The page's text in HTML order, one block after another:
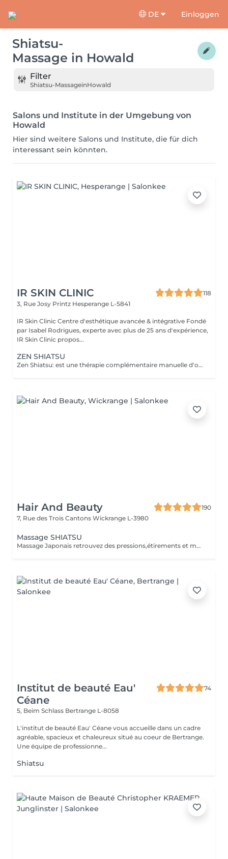
DE Einloggen
Shiatsu-
Massage in Howald
Filter
Shiatsu-MassageinHowald
Salons und Institute in der Umgebung von
Howald
Hier sind weitere Salons und Institute, die für dich
interessant sein könnten.
IR SKIN CLINIC
118
3, Rue Josy Printz Hesperange L-5841
IR Skin Clinic Centre d'esthétique avancée & intégrative Fondé
par Isabel Rodrigues, experte avec plus de 25 ans d'expérience,
IR Skin Clinic propos...
ZEN SHIATSU
Zen Shiatsu: est une thérapie complémentaire manuelle d'origine japonaise, proche de l'acupuncture mais sans aiguilles. C'est une forme de massage, qui équilibre le yin et le yang et stimule ainsi les forces d'autorégulation naturelles du corps. Elle se base sur les méridiens connus dans la Médecine Traditionnelle Chinoise (MTC).
Hair And Beauty
190
7, Rue des Trois Cantons Wickrange L-3980
Massage SHIATSU
Massage Japonais retrouvez des pressions,étirements et mobilisations articulaires. Les pressions sont adaptées à votre choix, douces ou fortes Prévoir une tenue ample et des chaussettes propres.
Institut de beauté Eau'
Céane
74
5, Beim Schlass Bertrange L-8058
L'institut de beauté Eau' Céane vous accueille dans un cadre
agréable, spacieux et chaleureux situé au coeur de Bertrange.
Une équipe de professionne...
Shiatsu